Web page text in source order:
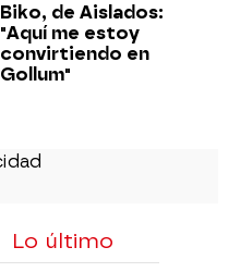
Biko, de Aislados:
"Aquí me estoy
convirtiendo en
Gollum"
Lo último